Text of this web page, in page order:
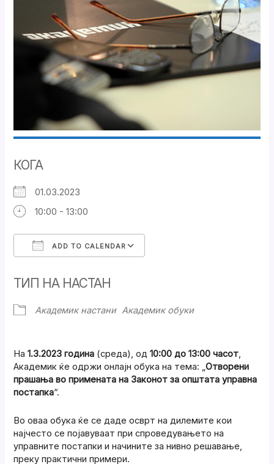
КОГА
01.03.2023
10:00 - 13:00
ADD TO CALENDAR
ТИП НА НАСТАН
Академик настани Академик обуки
На1.3.2023 година (среда), од10:00 до 13:00 часот,
Академик ќе одржи онлајн обука на тема: „Отворени
прашања во примената на Законот за општата управна
постапка“.
Во оваа обука ќе се даде осврт на дилемите кои
најчесто се појавуваат при спроведувањето на
управните постапки и начините за нивно решавање,
преку практични примери.